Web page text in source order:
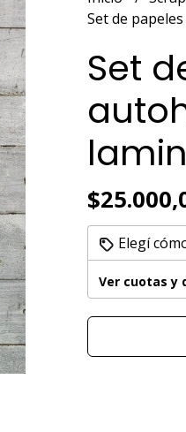
Set de
Set
Elegí
Ver cuotas y